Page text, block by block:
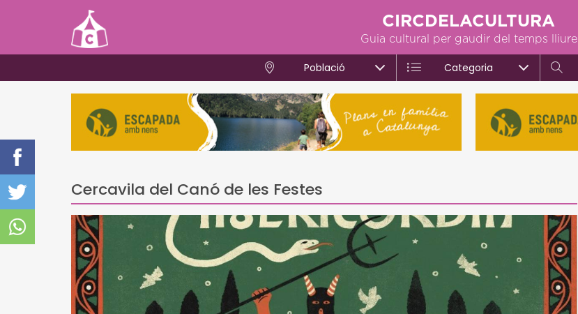
CIRCDELACULTURA
Guia cultural per gaudir del temps lliure
Població Categoria
Cercavila del Canó de les Festes